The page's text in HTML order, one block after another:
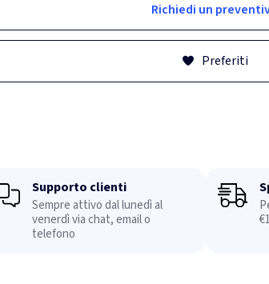
Richiedi un
Preferiti
Supporto clienti
Sempre attivo dal lunedì al
venerdì via chat, email o
telefono